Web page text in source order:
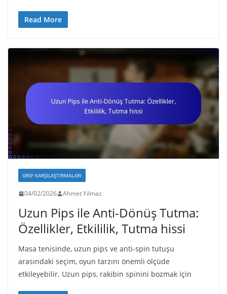
Read More
GRIP KARŞILAŞTIRMALARI
04/02/2026 Ahmet Yılmaz
Uzun Pips ile Anti-Dönüş Tutma:
Özellikler, Etkililik, Tutma hissi
Masa tenisinde, uzun pips ve anti-spin tutuşu
arasındaki seçim, oyun tarzını önemli ölçüde
etkileyebilir. Uzun pips, rakibin spinini bozmak için